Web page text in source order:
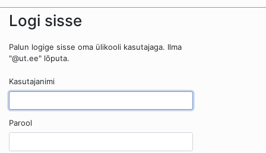
Logi sisse
Palun logige sisse oma ülikooli kasutajaga. Ilma
"@ut.ee" lõputa.
Kasutajanimi
Parool